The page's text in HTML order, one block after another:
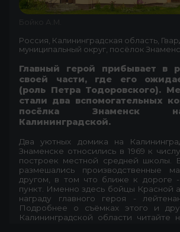
Бойко А.М.
Россия, Калининградская область,
муниципальный округ, посёлок
Главный герой прибывает в
своей части, где его
(роль Петра Тодоровского).
стали два вспомогательных
посёлка Знаменск
Калининградской.
Два уютных домика на
Знаменске относились в 1969 к
построек местной средней школы.
размешались производственные
другом, в том что ближе к дороге
пункт. Именно здесь бойцы Красной
награду главного героя -
Подробнее о съёмках этого и
Калининградской области читайте